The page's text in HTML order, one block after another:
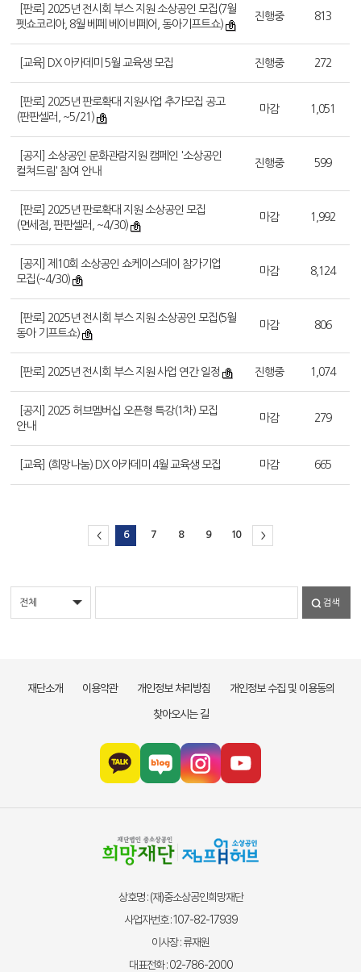
[판로] 2025년 전시회 부스 지원 소상공인 모집(7월
펫쇼코리아, 8월 베페 베이비페어, 동아기프트쇼)
진행중 813
[교육] DX 아카데미 5월 교육생 모집 진행중 272
[판로] 2025년 판로확대 지원사업 추가모집 공고
(판판셀러, ~5/21)
마감 1,051
[공지] 소상공인 문화관람지원 캠페인 '소상공인
컬쳐드림' 참여 안내
진행중 599
[판로] 2025년 판로확대 지원 소상공인 모집
(면세점, 판판셀러, ~4/30)
마감 1,992
[공지] 제10회 소상공인 쇼케이스데이 참가기업
모집(~4/30)
마감 8,124
[판로] 2025년 전시회 부스 지원 소상공인 모집(5월
동아 기프트쇼)
마감 806
[판로] 2025년 전시회 부스 지원 사업 연간 일정 진행중 1,074
[공지] 2025 허브멤버십 오픈형 특강(1차) 모집
안내
마감 279
[교육] (희망나눔) DX 아카데미 4월 교육생 모집 마감 665
< 6 7 8 9 10 >
검색
재단소개 이용약관 개인정보 처리방침
개인정보 수집 및 이용동의
찾아오시는 길
상호명 : (재)중소상공인희망재단
사업자번호 : 107-82-17939
이사장 : 류재원
대표전화 : 02-786-2000